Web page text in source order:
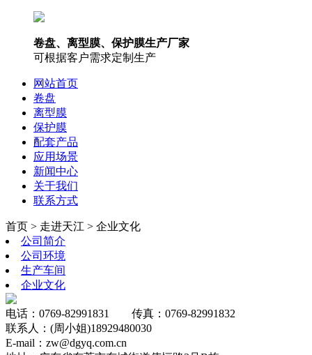
卷盘、离型膜、保护膜生产厂家
可根据客户需求定制生产
网站首页
卷盘
离型膜
保护膜
配套产品
应用场景
新闻中心
关于我们
联系方式
首页 > 走进天江 > 企业文化
公司简介
公司环境
生产车间
企业文化
电话：0769-82991831 传真：0769-82991832
联系人：(周小姐)18929480030
E-mail：zw@dgyq.com.cn